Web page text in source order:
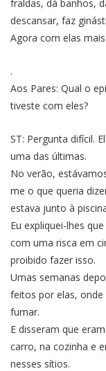
fraldas, dá banhos,
descansar, faz
Agora com elas
.
Aos Pares: Qual o
tiveste com eles?
ST: Pergunta difícil.
uma das últimas.
No verão,
me o que queria
estava junto à
Eu expliquei-lhes
com uma risca em
proibido fazer isso.
Umas semanas
feitos por elas, onde
fumar.
E disseram que
carro, na cozinha e
nesses sítios.